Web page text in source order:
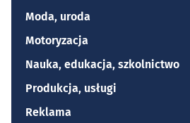
Moda, uroda
Motoryzacja
Nauka, edukacja, szkolnictwo
Produkcja, usługi
Reklama